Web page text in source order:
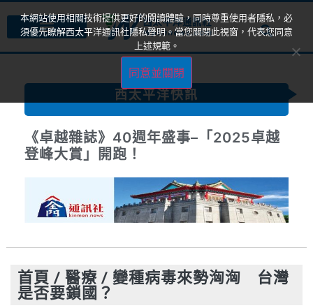
西太平洋快訊
《卓越雜誌》40週年盛事–「2025卓越
登峰大賞」開跑！
首頁 / 醫療 / 變種病毒來勢洶洶 台灣
是否要鎖國？
本網站使用相關技術提供更好的閱讀體驗，同時尊重使用者隱私，必
須優先瞭解西太平洋通訊社隱私聲明。當您關閉此視窗，代表您同意
上述規範。
同意並關閉